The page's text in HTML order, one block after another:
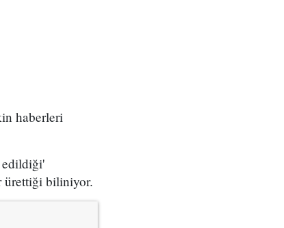
haberleri
edildiği'
ürettiği biliniyor.